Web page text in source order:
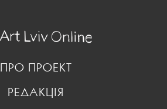
ПРО ПРОЕКТ
РЕДАКЦІЯ